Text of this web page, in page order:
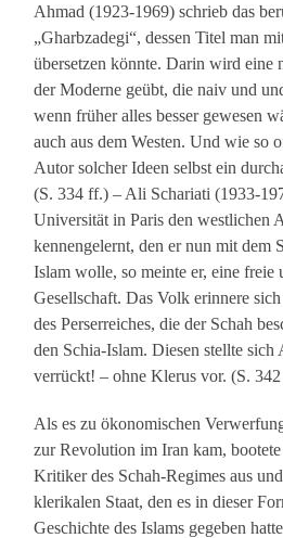
Ahmad (1923-1969) schrieb das
„Gharbzadegi“, dessen Titel man
übersetzen könnte. Darin wird eine
der Moderne geübt, die naiv und
wenn früher alles besser gewesen
auch aus dem Westen. Und wie so
Autor solcher Ideen selbst ein
(S. 334 ff.) – Ali Schariati (1933-
Universität in Paris den westlichen
kennengelernt, den er nun mit dem
Islam wolle, so meinte er, eine freie
Gesellschaft. Das Volk erinnere
des Perserreiches, die der Schah
den Schia-Islam. Diesen stellte sich
verrückt! – ohne Klerus vor. (S.
Als es zu ökonomischen
zur Revolution im Iran kam,
Kritiker des Schah-Regimes aus
klerikalen Staat, den es in dieser
Geschichte des Islams gegeben